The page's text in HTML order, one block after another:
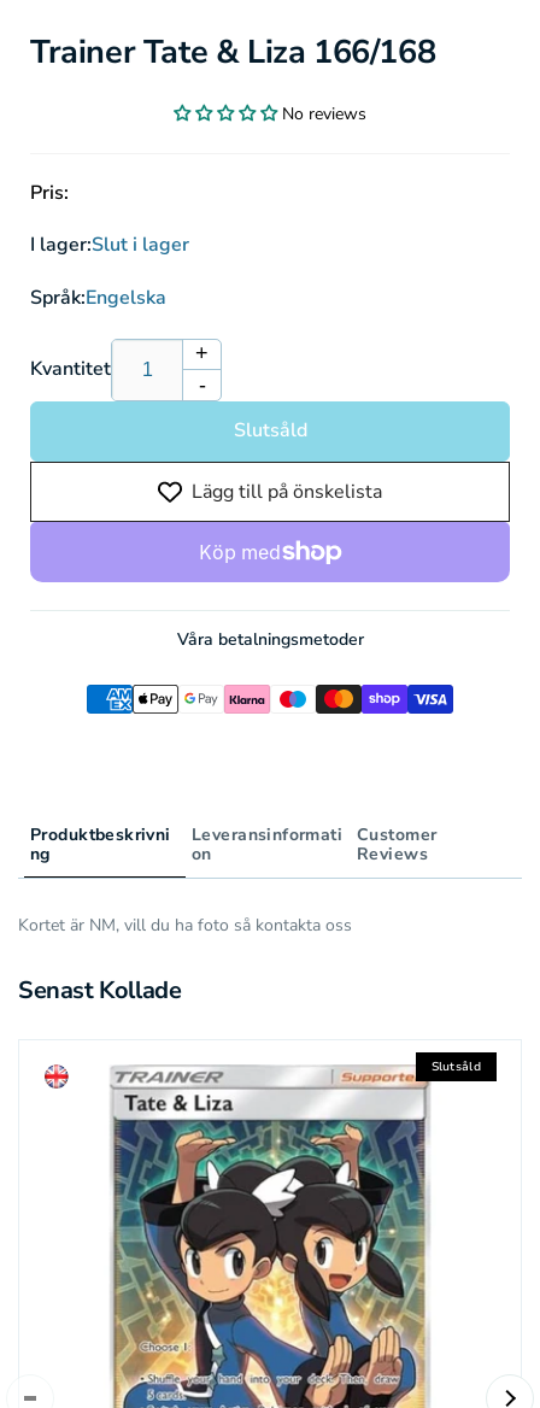
Trainer Tate & Liza 166/168
No reviews
Pris:
I lager:Slut i lager
Språk:Engelska
Kvantitet
Öka
kvantitet
Trainer
Tate
&amp;
Liza
166/168
+
Minska
kvantitet
Trainer
Tate
&amp;
Liza
-
Slutsåld
Lägg till på önskelista
Våra betalningsmetoder
Produktbeskrivni
ng
Leveransinformati
on
Customer
Reviews
Kortet är NM, vill du ha foto så kontakta oss
Senast Kollade
Slutsåld